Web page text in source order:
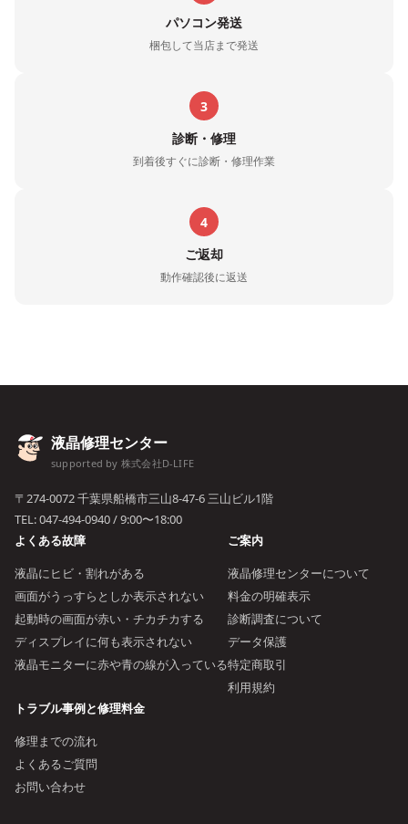
パソコン発送
梱包して当店まで発送
3
診断・修理
到着後すぐに診断・修理作業
4
ご返却
動作確認後に返送
液晶修理センター
supported by 株式会社D-LIFE
〒274-0072 千葉県船橋市三山8-47-6 三山ビル1階
TEL:047-494-0940/ 9:00〜18:00
よくある故障
液晶にヒビ・割れがある
画面がうっすらとしか表示されない
起動時の画面が赤い・チカチカする
ディスプレイに何も表示されない
液晶モニターに赤や青の線が入っている
ご案内
液晶修理センターについて
料金の明確表示
診断調査について
データ保護
特定商取引
利用規約
トラブル事例と修理料金
修理までの流れ
よくあるご質問
お問い合わせ